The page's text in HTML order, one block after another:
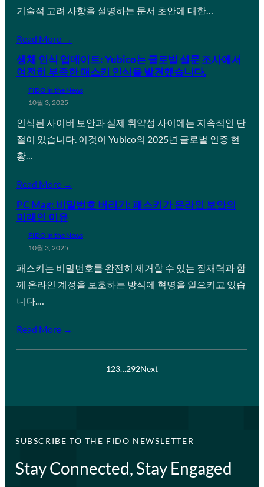
기술적 고려 사항을 설명하는 문서 초안에 대한…
Read More →
생체 인식 업데이트: Yubico는 글로벌 설문 조사에서
여전히 부족한 패스키 인식을 발견했습니다.
FIDO in the News
10월 3, 2025
인식된 사이버 보안과 실제 취약성 사이에는 지속적인 단
절이 있습니다. 이것이 Yubico의 2025년 글로벌 인증 현
황…
Read More →
PC Mag: 비밀번호 버리기: 패스키가 온라인 보안의
미래인 이유
FIDO in the News
10월 3, 2025
패스키는 비밀번호를 완전히 제거할 수 있는 잠재력과 함
께 온라인 계정을 보호하는 방식에 혁명을 일으키고 있습
니다.…
Read More →
123…292Next
SUBSCRIBE TO THE FIDO NEWSLETTER
Stay Connected, Stay Engaged